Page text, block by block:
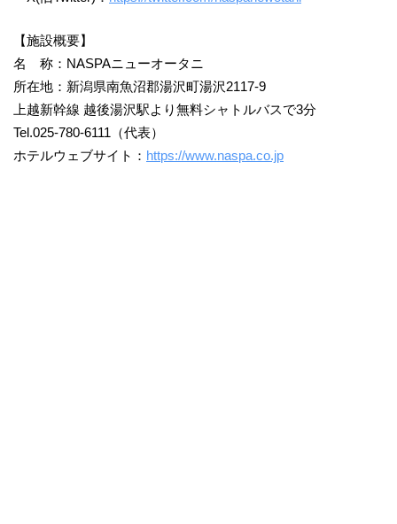
【施設概要】
名 称：NASPAニューオータニ
所在地：新潟県南魚沼郡湯沢町湯沢2117-9
上越新幹線 越後湯沢駅より無料シャトルバスで3分
Tel.025-780-6111（代表）
ホテルウェブサイト： https://www.naspa.co.jp